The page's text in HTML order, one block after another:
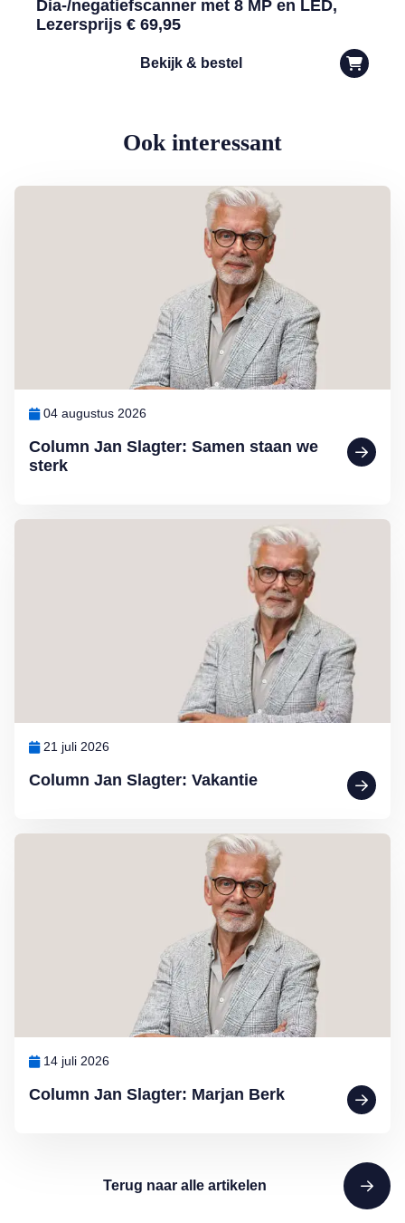
Dia-/negatiefscanner met 8 MP en LED,
Lezersprijs € 69,95
Bekijk & bestel
Ook interessant
Column Jan Slagter: Samen staan we
sterk
04 augustus 2026
Lees meer over Column Jan Slagter: Samen staan we sterk
Column Jan Slagter: Vakantie
21 juli 2026
Lees meer over Column Jan Slagter: Vakantie
Column Jan Slagter: Marjan Berk
14 juli 2026
Lees meer over Column Jan Slagter: Marjan Berk
Terug naar alle artikelen